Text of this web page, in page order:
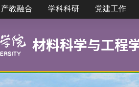
产教融合 学科科研 党建工作